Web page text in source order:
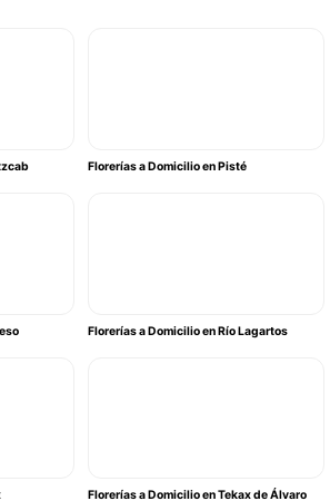
Florerías a Domicilio en Pisté
Florerías a Domicilio en Río Lagartos
Florerías a Domicilio en Tekax de Álvaro